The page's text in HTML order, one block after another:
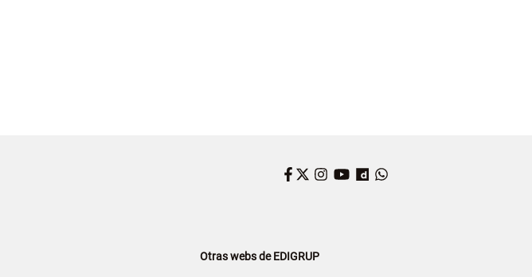
Facebook
Twitter
Instagram
YouTube
Dailymotion
Otras webs de EDIGRUP